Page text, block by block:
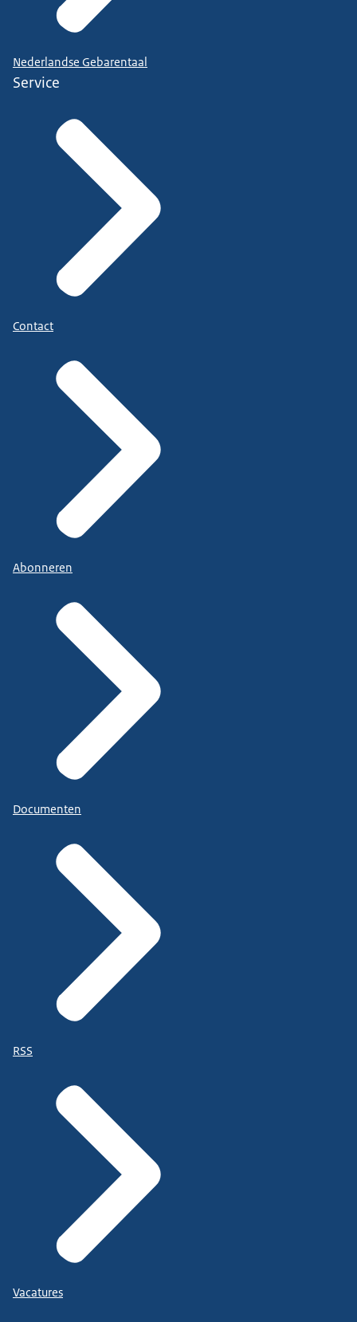
Nederlandse Gebarentaal
Service
Contact
Abonneren
Documenten
RSS
Vacatures